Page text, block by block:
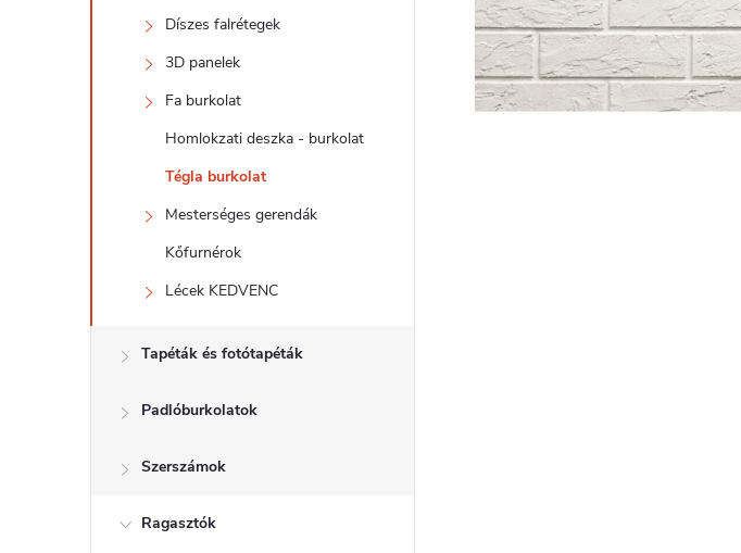
n
Díszes falrétegek
3D panelek
Fa burkolat
Homlokzati deszka - burkolat
Tégla burkolat
Mesterséges gerendák
Kőfurnérok
Lécek KEDVENC
Tapéták és fotótapéták
Padlóburkolatok
Szerszámok
Ragasztók